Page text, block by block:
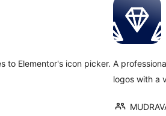
to Elementor's icon picker. A
logos with a